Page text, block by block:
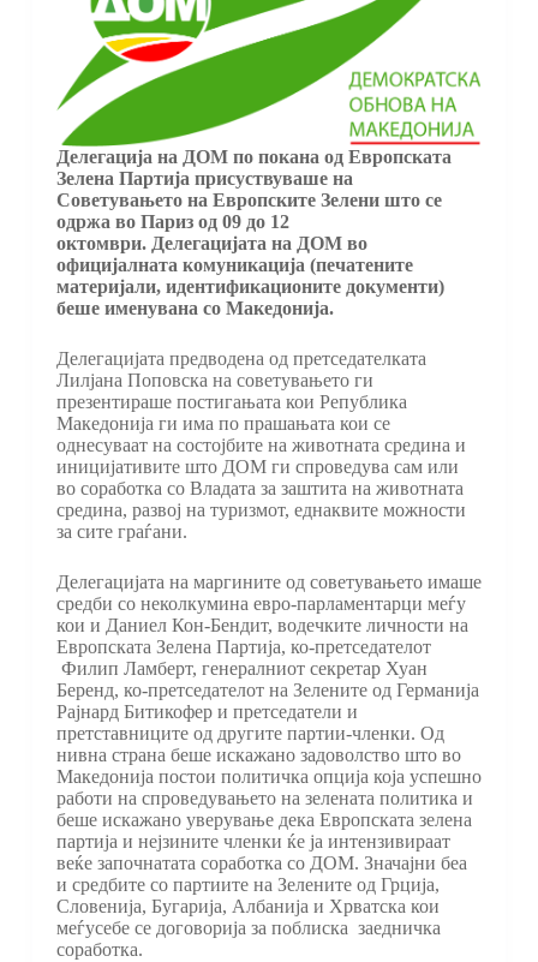
Делегација на ДОМ по покана од Европската
Зелена Партија присуствуваше на
Советувањето на Европските Зелени што се
одржа во Париз од 09 до 12
октомври. Делегацијата на ДОМ во
официјалната комуникација (печатените
материјали, идентификационите документи)
беше именувана со Македонија.
Делегацијата предводена од претседателката
Лилјана Поповска на советувањето ги
презентираше постигањата кои Република
Македонија ги има по прашањата кои се
однесуваат на состојбите на животната средина и
иницијативите што ДОМ ги спроведува сам или
во соработка со Владата за заштита на животната
средина, развој на туризмот, еднаквите можности
за сите граѓани.
Делегацијата на маргините од советувањето имаше
средби со неколкумина евро-парламентарци меѓу
кои и Даниел Кон-Бендит, водечките личности на
Европската Зелена Партија, ко-претседателот
Филип Ламберт, генералниот секретар Хуан
Беренд, ко-претседателот на Зелените од Германија
Рајнард Битикофер и претседатели и
претставниците од другите партии-членки. Од
нивна страна беше искажано задоволство што во
Македонија постои политичка опција која успешно
работи на спроведувањето на зелената политика и
беше искажано уверување дека Европската зелена
партија и нејзините членки ќе ја интензивираат
веќе започнатата соработка со ДОМ. Значајни беа
и средбите со партиите на Зелените од Грција,
Словенија, Бугарија, Албанија и Хрватска кои
меѓусебе се договорија за поблиска заедничка
соработка.